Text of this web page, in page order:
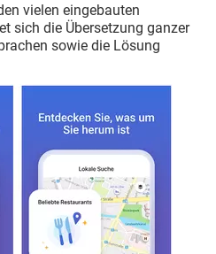
vielen eingebauten
sich die Übersetzung ganzer
sowie die Lösung